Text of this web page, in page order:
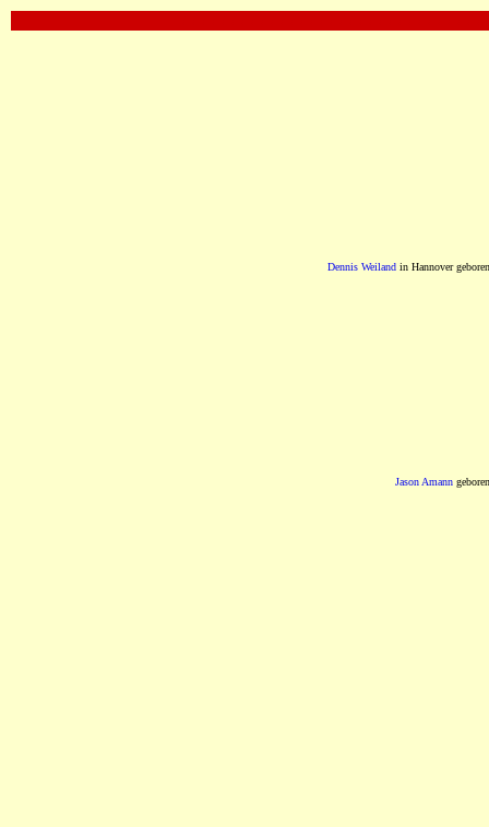
Dennis Weiland in Hannover geboren
Jason Amann geboren